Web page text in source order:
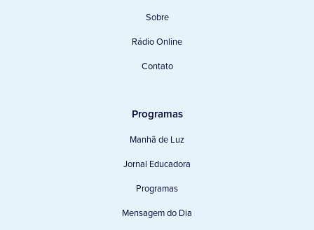
Sobre
Rádio Online
Contato
Programas
Manhã de Luz
Jornal Educadora
Programas
Mensagem do Dia